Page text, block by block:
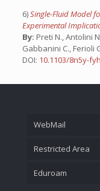
6)Single-Fluid Model
Experimental
By: Preti N., Antolini
Gabbanini C., Ferioli
DOI: 10.1103/8n5y-
WebMail
Restricted Area
Eduroam